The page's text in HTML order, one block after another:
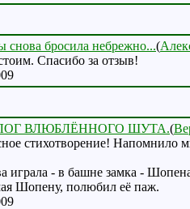
снова бросила небрежно...(
Спасибо за отзыв!
ВЛЮБЛЁННОГО ШУТА.(
стихотворение! Напомнило
играла - в башне замка -
Шопену, полюбил её паж.